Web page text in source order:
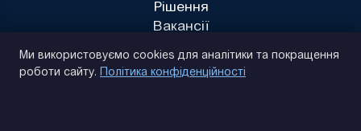
Рішення
Вакансії
Ми використовуємо cookies для аналітики та покращення
роботи сайту. Політика конфіденційності